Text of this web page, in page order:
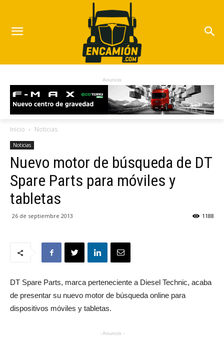
Anuncio
Inicio Noticias
Noticias
Nuevo motor de búsqueda de DT
Spare Parts para móviles y
tabletas
26 de septiembre 2013 1188
DT Spare Parts, marca perteneciente a Diesel Technic, acaba
de presentar su nuevo motor de búsqueda online para
dispositivos móviles y tabletas.
- Anuncio -